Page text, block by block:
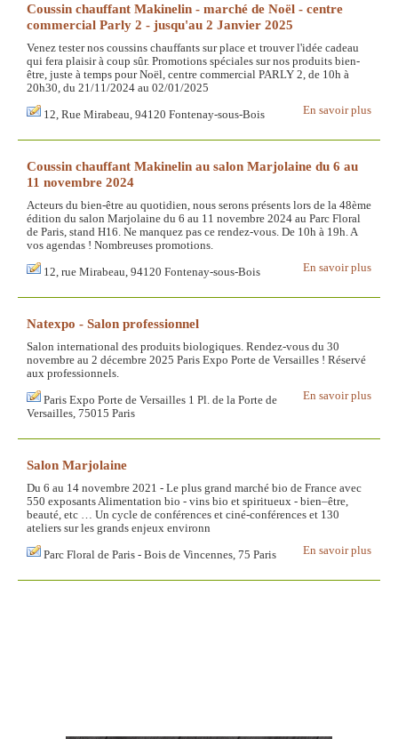
Coussin chauffant Makinelin - marché de Noël - centre
commercial Parly 2 - jusqu'au 2 Janvier 2025
Venez tester nos coussins chauffants sur place et trouver l'idée cadeau
qui fera plaisir à coup sûr. Promotions spéciales sur nos produits bien-
être, juste à temps pour Noël, centre commercial PARLY 2, de 10h à
20h30, du 21/11/2024 au 02/01/2025
En savoir plus
12, Rue Mirabeau, 94120 Fontenay-sous-Bois
Coussin chauffant Makinelin au salon Marjolaine du 6 au
11 novembre 2024
Acteurs du bien-être au quotidien, nous serons présents lors de la 48ème
édition du salon Marjolaine du 6 au 11 novembre 2024 au Parc Floral
de Paris, stand H16. Ne manquez pas ce rendez-vous. De 10h à 19h. A
vos agendas ! Nombreuses promotions.
En savoir plus
12, rue Mirabeau, 94120 Fontenay-sous-Bois
Natexpo - Salon professionnel
Salon international des produits biologiques. Rendez-vous du 30
novembre au 2 décembre 2025 Paris Expo Porte de Versailles ! Réservé
aux professionnels.
En savoir plus
Paris Expo Porte de Versailles 1 Pl. de la Porte de
Versailles, 75015 Paris
Salon Marjolaine
Du 6 au 14 novembre 2021 - Le plus grand marché bio de France avec
550 exposants Alimentation bio - vins bio et spiritueux - bien–être,
beauté, etc … Un cycle de conférences et ciné-conférences et 130
ateliers sur les grands enjeux environn
En savoir plus
Parc Floral de Paris - Bois de Vincennes, 75 Paris